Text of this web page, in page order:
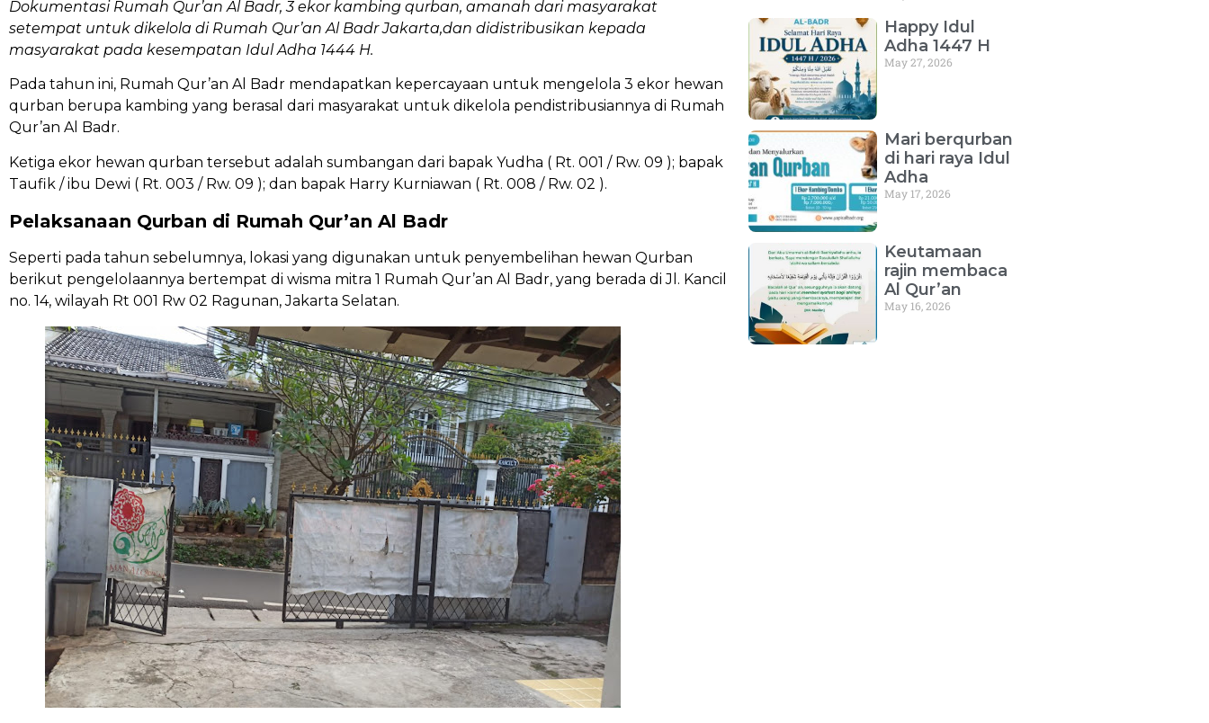
Dokumentasi Rumah Qur’an Al Badr, 3 ekor kambing qurban, amanah dari masyarakat
setempat untuk dikelola di Rumah Qur’an Al Badr Jakarta,dan didistribusikan kepada
masyarakat pada kesempatan Idul Adha 1444 H.
Pada tahun ini, Rumah Qur’an Al Badr mendapatkan kepercayaan untuk mengelola 3 ekor hewan
qurban berupa kambing yang berasal dari masyarakat untuk dikelola pendistribusiannya di Rumah
Qur’an Al Badr.
Ketiga ekor hewan qurban tersebut adalah sumbangan dari bapak Yudha ( Rt. 001 / Rw. 09 ); bapak
Taufik / ibu Dewi ( Rt. 003 / Rw. 09 ); dan bapak Harry Kurniawan ( Rt. 008 / Rw. 02 ).
Pelaksanaan Qurban di Rumah Qur’an Al Badr
Seperti pada tahun sebelumnya, lokasi yang digunakan untuk penyembelihan hewan Qurban
berikut pengelolaannya bertempat di wisma mitra 1 Rumah Qur’an Al Badr, yang berada di Jl. Kancil
no. 14, wilayah Rt 001 Rw 02 Ragunan, Jakarta Selatan.
Happy Idul
Adha 1447 H
May 27, 2026
Mari berqurban
di hari raya Idul
Adha
May 17, 2026
Keutamaan
rajin membaca
Al Qur’an
May 16, 2026